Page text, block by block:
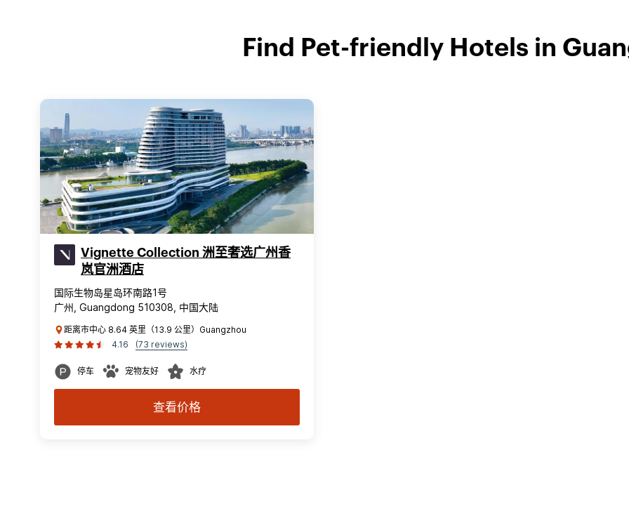
Find Pet-friendly Hotels in
Vignette Collection 洲至奢选广州香
岚官洲酒店
国际生物岛星岛环南路1号
广州, Guangdong 510308, 中国大陆
距离市中心 8.64 英里（13.9 公里）Guangzhou
4.16
(73 reviews)
停车 宠物友好 水疗
查看价格